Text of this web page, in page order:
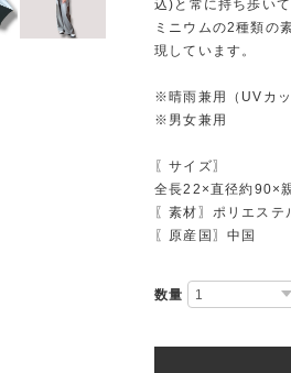
込)と常に持ち歩い
ミニウムの2種類の
現しています。
※晴雨兼用（UVカ
※男女兼用
〖サイズ〗
全長22×直径約90×
〖素材〗ポリエス
〖原産国〗中国
数量